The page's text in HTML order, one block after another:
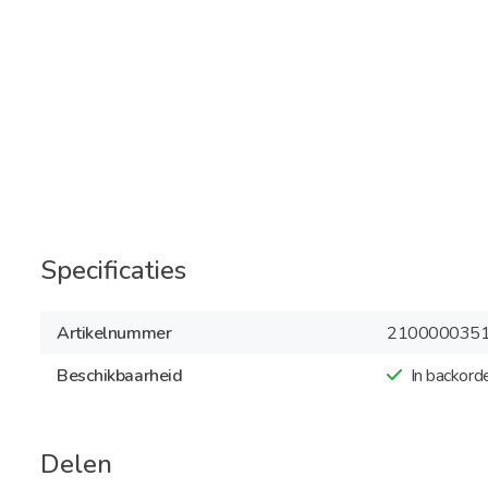
Specificaties
Artikelnummer
Beschikbaarheid
In
Delen